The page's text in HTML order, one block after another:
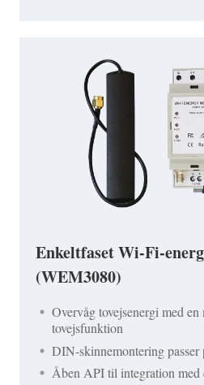
Enkeltfaset Wi-Fi-
(WEM3080)
Overvåg tovejsenergi med en
tovejsfunktion
DIN-skinnemontering passer
Åben API til integration med